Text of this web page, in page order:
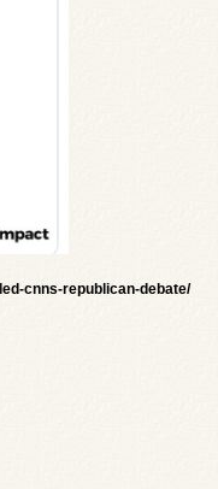
cnns-republican-debate/